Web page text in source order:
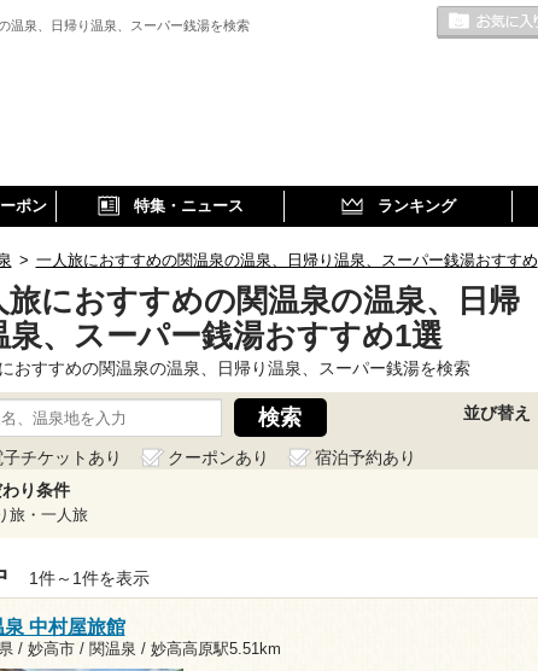
温泉、日帰り温泉、スーパー銭湯を検索
ポン 特集・ニュース ランキング
> 一人旅におすすめの関温泉の温泉、日帰り温泉、スーパー銭湯おすすめ
旅におすすめの関温泉の温泉、日帰
泉、スーパー銭湯おすすめ1選
おすすめの関温泉の温泉、日帰り温泉、スーパー銭湯を検索
並び替え
子チケットあり クーポンあり
宿泊予約あり
り条件
旅・一人旅
1件～1件を表示
泉 中村屋旅館
/ 妙高市 / 関温泉 / 妙高高原駅5.51km